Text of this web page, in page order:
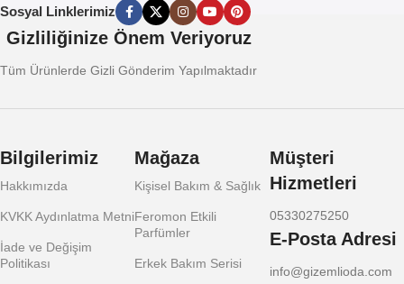
Sosyal Linklerimiz
Gizliliğinize Önem Veriyoruz
Tüm Ürünlerde Gizli Gönderim Yapılmaktadır
Bilgilerimiz
Hakkımızda
KVKK Aydınlatma Metni
İade ve Değişim
Politikası
Mağaza
Kişisel Bakım & Sağlık
Feromon Etkili
Parfümler
Erkek Bakım Serisi
Müşteri
Hizmetleri
05330275250
E-Posta Adresi
info@gizemlioda.com